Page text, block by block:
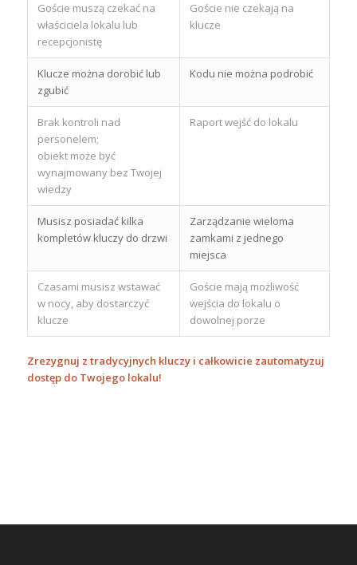
Goście muszą czekać na
właściciela lokalu lub
recepcjonistę
Goście nie czekają na
klucze
Klucze można dorobić lub
zgubić
Kodu nie można podrobić
Brak kontroli nad
personelem;
obiekt może być
wynajmowany bez Twojej
wiedzy
Raport wejść do lokalu
Musisz posiadać kilka
kompletów kluczy do drzwi
Zarządzanie wieloma
zamkami z jednego
miejsca
Czasami musisz wstawać
w nocy, aby dostarczyć
klucze
Goście mają możliwość
wejścia do lokalu o
dowolnej porze
Zrezygnuj z tradycyjnych kluczy i całkowicie zautomatyzuj
dostęp do Twojego lokalu!